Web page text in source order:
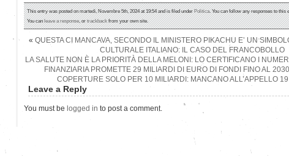
This entry was posted on martedì, Novembre 5th, 2024 at 19:54 and is filed underPolitica. You can follow any responses to this
You canleave a response, ortrackbackfrom your own site.
« QUESTA CI MANCAVA, SECONDO IL MINISTERO PIKACHU E’ UN
CULTURALE ITALIANO: IL CASO DEL FRANCOBOLLO
LA SALUTE NON È LA PRIORITÀ DELLA MELONI: LO CERTIFICANO I
FINANZIARIA PROMETTE 29 MILIARDI DI EURO DI FONDI FINO AL
COPERTURE SOLO PER 10 MILIARDI: MANCANO ALL’APPELLO 19
Leave a Reply
You must be logged in to post a comment.